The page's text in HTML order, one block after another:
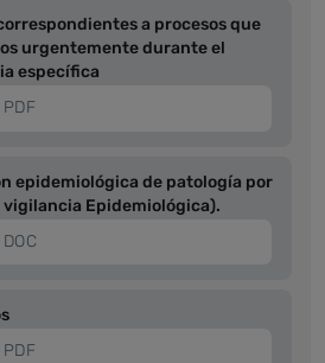
a procesos que
urgentemente durante el
específica
epidemiológica de patología por
Epidemiológica).